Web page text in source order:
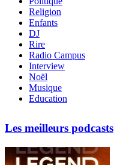
Religion
Enfants
DJ
Rire
Radio Campus
Interview
Noël
Musique
Education
Les meilleurs podcasts